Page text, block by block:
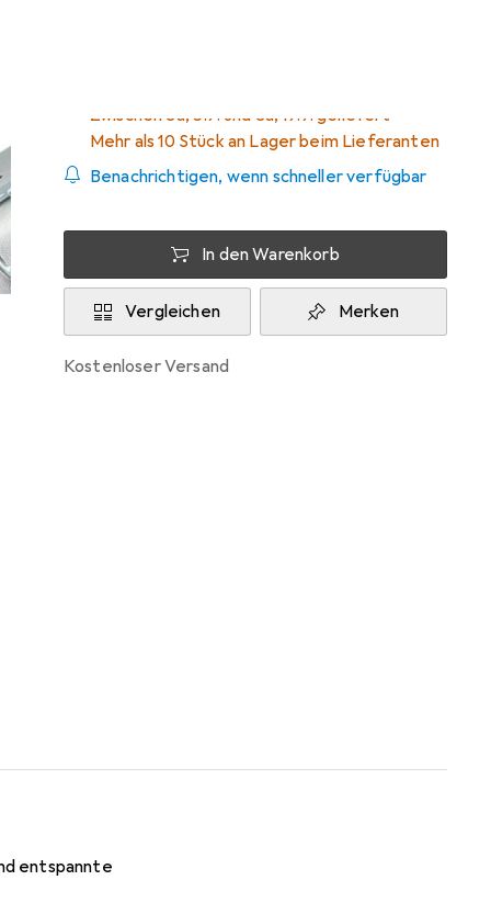
Zwischen Sa, 5.9. und Sa, 19.9. geliefert
Mehr als 10 Stück an Lager beim Lieferanten
Benachrichtigen, wenn schneller verfügbar
In den Warenkorb
Vergleichen Merken
kostenloser Versand
entspannte